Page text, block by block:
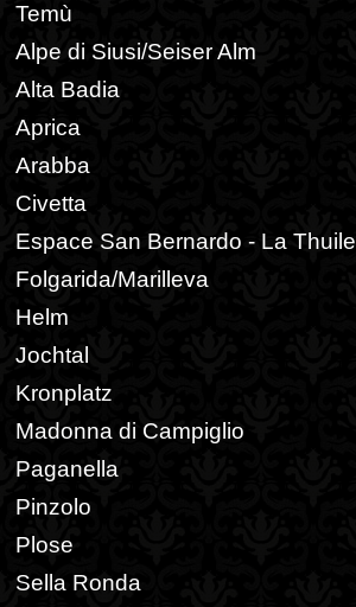
Temù
Alpe di Siusi/Seiser Alm
Alta Badia
Aprica
Arabba
Civetta
Espace San Bernardo - La Thuile
Folgarida/Marilleva
Helm
Jochtal
Kronplatz
Madonna di Campiglio
Paganella
Pinzolo
Plose
Sella Ronda